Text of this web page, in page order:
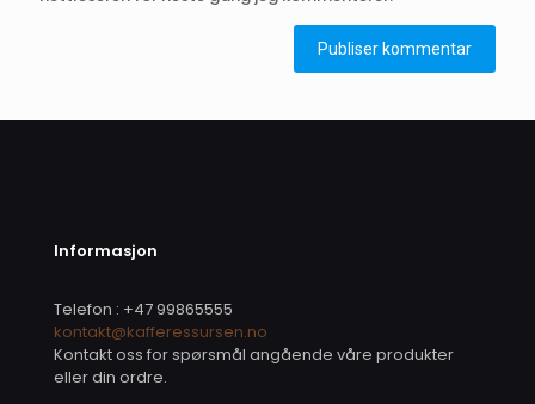
Informasjon
Telefon : +47 99865555
kontakt@kafferessursen.no
Kontakt oss for spørsmål angående våre produkter
eller din ordre.